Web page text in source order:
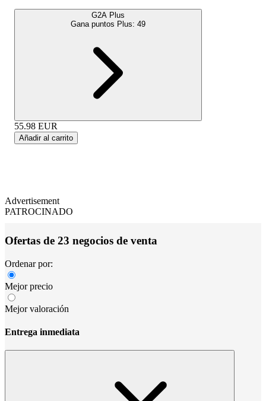
G2A Plus
Gana puntos Plus: 49
55.98 EUR
Añadir al carrito
Advertisement
PATROCINADO
Ofertas de 23 negocios de venta
Ordenar por:
Mejor precio
Mejor valoración
Entrega inmediata